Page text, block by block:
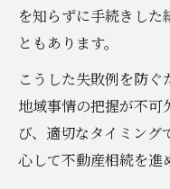
を知らずに手続きした
ともあります。
こうした失敗例を防
地域事情の把握が不可
び、適切なタイミング
心して不動産相続を進